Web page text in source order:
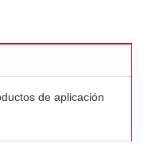
de aplicación